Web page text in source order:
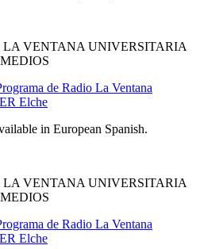
LA VENTANA UNIVERSITARIA
de Radio La Ventana
Elche
in European Spanish.
LA VENTANA UNIVERSITARIA
de Radio La Ventana
Elche